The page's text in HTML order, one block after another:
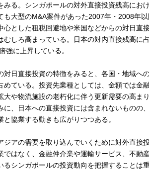
みる。シンガポールの対外直接投資残高にお
も大型のM&A案件があった2007年・2008年
心とした租税回避地や米国などからの対日直
むしろ高まっている。日本の対内直接残高に
強に上昇している。
対日直接投資の特徴をみると、各国・地域へ
めている。投資先業種としては、金額では金
大や物流施設の老朽化に伴う更新需要の高ま
に、日本への直接投資には含まれないものの
協業する動きも広がりつつある。
ジアの需要を取り込んでいくために対外直接
ではなく、金融仲介業や運輸サービス、不動
るシンガポールの投資動向を把握することは重